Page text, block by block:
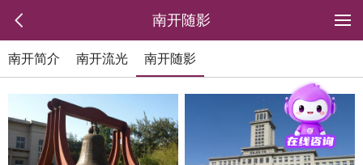
南开随影
南开简介 南开流光 南开随影